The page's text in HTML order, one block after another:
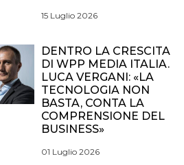
15 Luglio 2026
DENTRO LA CRESCITA
DI WPP MEDIA ITALIA.
LUCA VERGANI: «LA
TECNOLOGIA NON
BASTA, CONTA LA
COMPRENSIONE DEL
BUSINESS»
01 Luglio 2026